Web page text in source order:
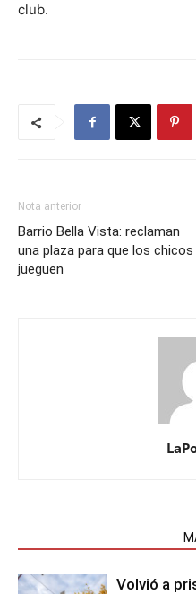
club.
Nota anterior
Barrio Bella Vista: reclaman
una plaza para que los chicos
jueguen
Volvió a